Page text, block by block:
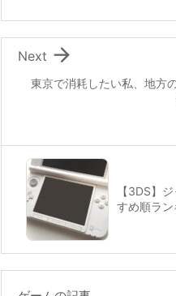
東京で消耗したい私、地方

Next
【3DS】
すめ順ラ